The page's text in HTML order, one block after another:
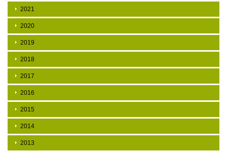
2021
2020
2019
2018
2017
2016
2015
2014
2013